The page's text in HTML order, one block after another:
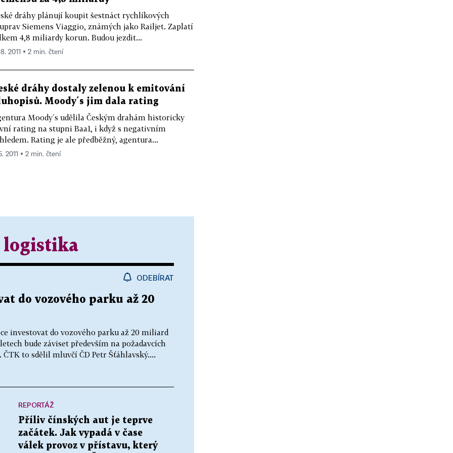
dráhy plánují koupit šestnáct rychlíkových
Siemens Viaggio, známých jako Railjet. Zaplatí
4,8 miliardy korun. Budou jezdit...
8. 2011 ▪ 2 min. čtení
dráhy dostaly zelenou k emitování
Moody´s jim dala rating
Moody´s udělila Českým drahám historicky
rating na stupni Baa1, i když s negativním
Rating je ale předběžný, agentura...
2011 ▪ 2 min. čtení
logistika
ODEBÍRAT
do vozového parku až 20
investovat do vozového parku až 20 miliard
bude záviset především na požadavcích
to sdělil mluvčí ČD Petr Šťáhlavský....
REPORTÁŽ
Příliv čínských aut je teprve
začátek. Jak vypadá v čase
válek provoz v přístavu, který